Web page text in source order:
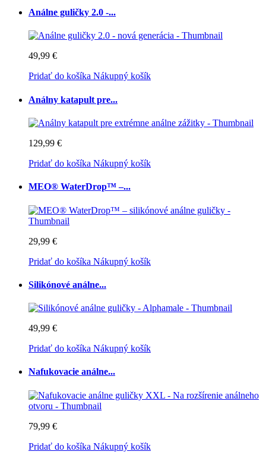
Análne guličky 2.0 -...
49,99 €
Pridať do košíka Nákupný košík
Análny katapult pre...
129,99 €
Pridať do košíka Nákupný košík
MEO® WaterDrop™ –...
29,99 €
Pridať do košíka Nákupný košík
Silikónové análne...
49,99 €
Pridať do košíka Nákupný košík
Nafukovacie análne...
79,99 €
Pridať do košíka Nákupný košík